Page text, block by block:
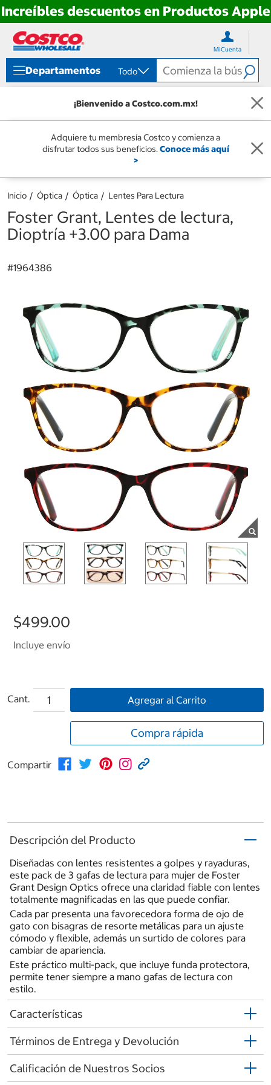
Increíbles descuentos en Productos Apple
directo
contenido
directo
menú
navegación
Mi Cuenta
Departamentos Todo
¡Bienvenido a Costco.com.mx!
Adquiere tu membresía Costco y comienza a
disfrutar todos sus beneficios.Conoce más aquí
>
Inicio Óptica Óptica Lentes Para Lectura
Foster Grant, Lentes de lectura,
Dioptría +3.00 para Dama
#1964386
$499.00
Incluye envío
Cant. Agregar al Carrito
Compra rápida
Compartir
Descripción del Producto
Diseñadas con lentes resistentes a golpes y rayaduras,
este pack de 3 gafas de lectura para mujer de Foster
Grant Design Optics ofrece una claridad fiable con lentes
totalmente magnificadas en las que puede confiar.
Cada par presenta una favorecedora forma de ojo de
gato con bisagras de resorte metálicas para un ajuste
cómodo y flexible, además un surtido de colores para
cambiar de apariencia.
Este práctico multi-pack, que incluye funda protectora,
permite tener siempre a mano gafas de lectura con
estilo.
Características
Términos de Entrega y Devolución
Calificación de Nuestros Socios